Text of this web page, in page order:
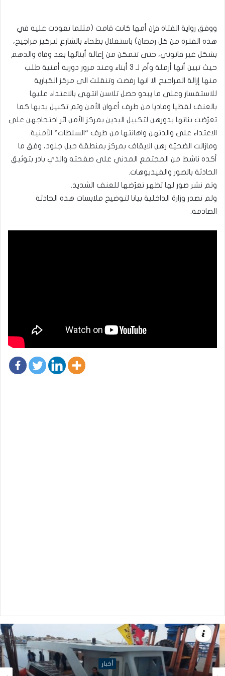
ووفق رواية الفتاة فإن أمها كانت قامت (مثلما تعودت عليه في
هذه الفترة من كل رمضان) باستغلال بطحاء بالشارع لتركيز مراجيح،
بشكل غير قانوني، حتى تتمكن من إعالة أبنائها بعد وفاة والدهم
حيث تبين أنها أرملة وأم لـ 3 أبناء وعند مرور دورية أمنية طلب
منها إزالة المراجيح الا انها رفضت وتنقلت الى مركز الكبارية
للاستفسار وعلى ما يبدو حصل تلاسن انتهى بالاعتداء عليها
بالعنف لفظيا وماديا من طرف أعوان الأمن وتم تكبيل يديها كما
تعرّضت بناتها بدورهن لتكبيل اليدين بمركز الأمن اثر احتجاجهن على
الاعتداء على والدتهن واهانتها من طرف “السلطات” الأمنية.
ومازالت الضحيّة رهن الايقاف بمركز بمنطقة جبل جلود، وفق ما
أكده ناشط من المجتمع المدني على صفحته والذي بادر بتوثيق
الحادثة بالصور والفيديوهات.
وتم نشر صور لها تظهر تعرّضها للعنف الشديد.
ولم تصدر وزارة الداخلية بيانا لتوضيح ملابسات هذه الحادثة
الصادمة.
أخبار